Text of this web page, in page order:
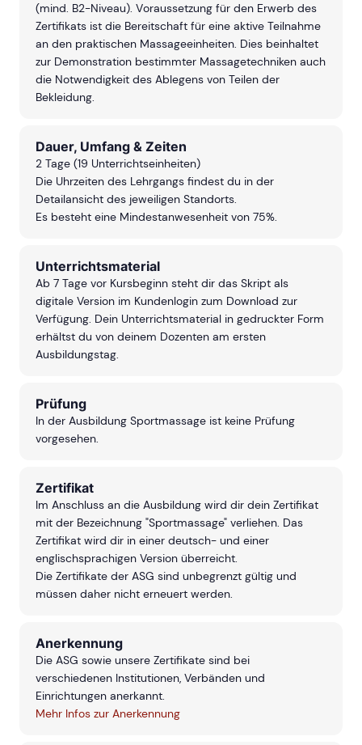
(mind. B2-Niveau). Voraussetzung für den Erwerb des
Zertifikats ist die Bereitschaft für eine aktive Teilnahme
an den praktischen Massageeinheiten. Dies beinhaltet
zur Demonstration bestimmter Massagetechniken auch
die Notwendigkeit des Ablegens von Teilen der
Bekleidung.
Dauer, Umfang & Zeiten
2 Tage (19 Unterrichtseinheiten)
Die Uhrzeiten des Lehrgangs findest du in der
Detailansicht des jeweiligen Standorts.
Es besteht eine Mindestanwesenheit von 75%.
Unterrichtsmaterial
Ab 7 Tage vor Kursbeginn steht dir das Skript als
digitale Version im Kundenlogin zum Download zur
Verfügung. Dein Unterrichtsmaterial in gedruckter Form
erhältst du von deinem Dozenten am ersten
Ausbildungstag.
Prüfung
In der Ausbildung Sportmassage ist keine Prüfung
vorgesehen.
Zertifikat
Im Anschluss an die Ausbildung wird dir dein Zertifikat
mit der Bezeichnung "Sportmassage" verliehen. Das
Zertifikat wird dir in einer deutsch- und einer
englischsprachigen Version überreicht.
Die Zertifikate der ASG sind unbegrenzt gültig und
müssen daher nicht erneuert werden.
Anerkennung
Die ASG sowie unsere Zertifikate sind bei
verschiedenen Institutionen, Verbänden und
Einrichtungen anerkannt.
Mehr Infos zur Anerkennung